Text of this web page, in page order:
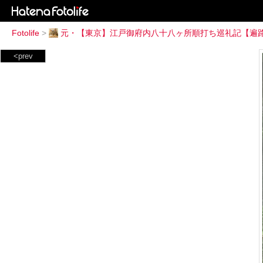
Fotolife > 元・【東京】江戸御府内八十八ヶ所順打ち巡礼記【遍
<prev